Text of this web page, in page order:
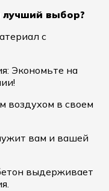
лучший выбор?
с
Экономьте на
воздухом в своем
вам и вашей
выдерживает